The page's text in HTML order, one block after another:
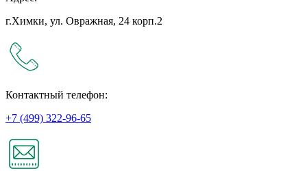
г.Химки, ул. Овражная, 24 корп.2
Контактный телефон:
+7 (499) 322-96-65